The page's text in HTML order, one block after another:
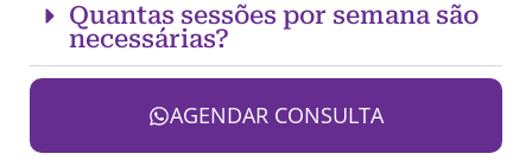
Quantas sessões por semana são
necessárias?
AGENDAR CONSULTA